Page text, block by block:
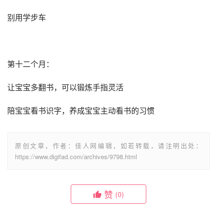
别用学步车
第十二个月：
让宝宝多翻书，可以锻炼手指灵活
陪宝宝看书识字，养成宝宝主动看书的习惯
原创文章，作者：佳人网编辑，如若转载，请注明出处：
https://www.digifad.com/archives/9798.html
赞 (0)